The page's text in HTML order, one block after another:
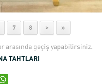
7 8 > »
arasında geçiş yapabilirsiniz.
TAHTLARI